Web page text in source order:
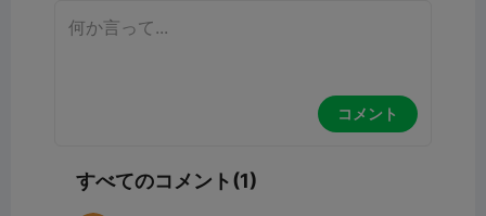
コメント
すべてのコメント(1)